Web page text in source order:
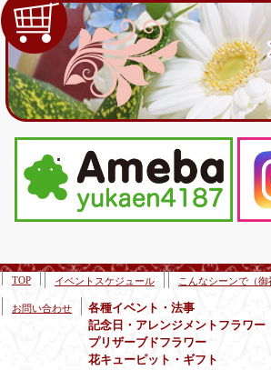
TOP イベントスケジュール こんなシーンで（御
お問い合わせ
各種イベント・法事
記念日・アレンジメントフラワー
プリザーブドフラワー
花キューピット・ギフト